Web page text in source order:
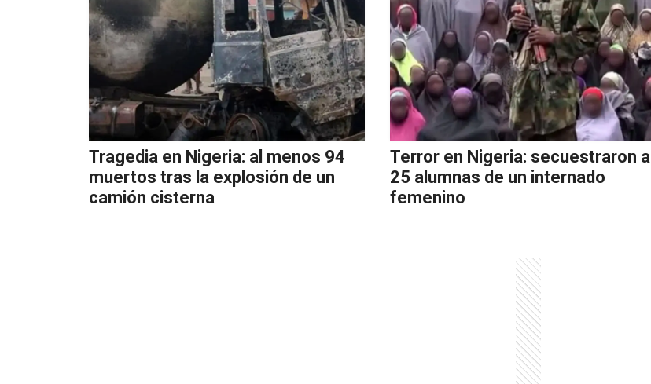
Tragedia en Nigeria: al menos 94
muertos tras la explosión de un
camión cisterna
Terror en Nigeria: secuestraron a
25 alumnas de un internado
femenino